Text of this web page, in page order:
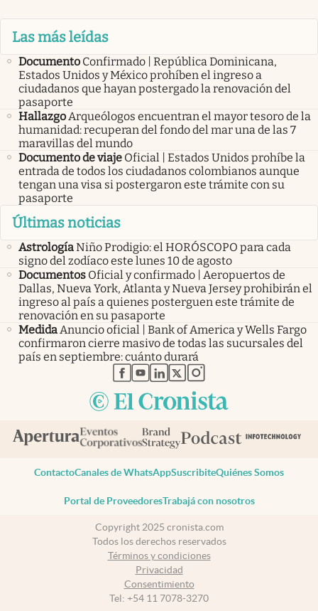
Las más leídas
Documento Confirmado | República Dominicana,
Estados Unidos y México prohíben el ingreso a
ciudadanos que hayan postergado la renovación del
pasaporte
HallazgoArqueólogos encuentran el mayor tesoro de la
humanidad: recuperan del fondo del mar una de las 7
maravillas del mundo
Documento de viaje Oficial | Estados Unidos prohíbe la
entrada de todos los ciudadanos colombianos aunque
tengan una visa si postergaron este trámite con su
pasaporte
Últimas noticias
AstrologíaNiño Prodigio: el HORÓSCOPO para cada
signo del zodíaco este lunes 10 de agosto
Documentos Oficial y confirmado | Aeropuertos de
Dallas, Nueva York, Atlanta y Nueva Jersey prohibirán el
ingreso al país a quienes posterguen este trámite de
renovación en su pasaporte
MedidaAnuncio oficial | Bank of America y Wells Fargo
confirmaron cierre masivo de todas las sucursales del
país en septiembre: cuánto durará
abre en nueva pestaña
abre en nueva pestaña
abre en nueva pestaña
abre en nueva pestaña
abre en nueva pestaña
ContactoCanales de WhatsAppSuscribiteQuiénes Somos
Portal de ProveedoresTrabajá con nosotros
Copyright 2025 cronista.com
Todos los derechos reservados
Términos y condiciones
Privacidad
Consentimiento
Tel: +54 11 7078-3270